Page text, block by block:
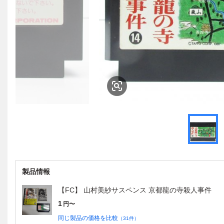
製品情報
【FC】 山村美紗サスペンス 京都龍の寺殺人事件
1 円〜
同じ製品の価格を比較 （31件）